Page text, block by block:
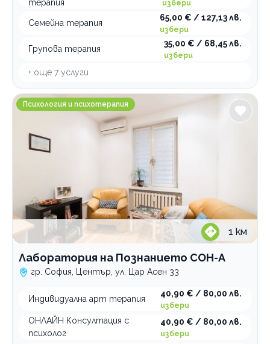
терапия
избери
Семейна терапия
65,00 € / 127,13 лв.
избери
Групова терапия
35,00 € / 68,45 лв.
избери
+ още 7 услуги
Лаборатория на Познанието СОН-А
Психология и психотерапия
1 км
Лаборатория на Познанието СОН-А
гр. София, Център, ул. Цар Асен 33
Индивидуална арт терапия
40,90 € / 80,00 лв.
избери
ОНЛАЙН Консултация с
психолог
40,90 € / 80,00 лв.
избери